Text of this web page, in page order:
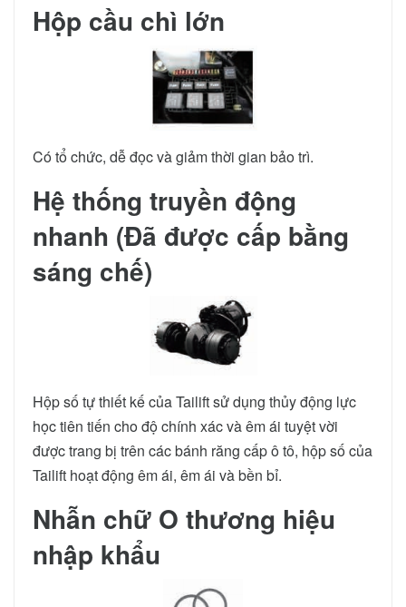
Hộp cầu chì lớn
Có tổ chức, dễ đọc và giảm thời gian bảo trì.
Hệ thống truyền động
nhanh (Đã được cấp bằng
sáng chế)
Hộp số tự thiết kế của Tailift sử dụng thủy động lực
học tiên tiến cho độ chính xác và êm ái tuyệt vời
được trang bị trên các bánh răng cấp ô tô, hộp số của
Tailift hoạt động êm ái, êm ái và bền bỉ.
Nhẫn chữ O thương hiệu
nhập khẩu